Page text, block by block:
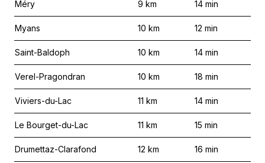
Méry 9 km 14 min
Myans 10 km 12 min
Saint-Baldoph 10 km 14 min
Verel-Pragondran 10 km 18 min
Viviers-du-Lac 11 km 14 min
Le Bourget-du-Lac 11 km 15 min
Drumettaz-Clarafond 12 km 16 min